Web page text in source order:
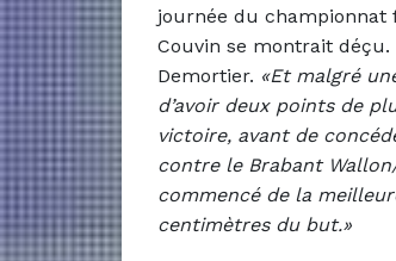
journée du championnat
Couvin se montrait déçu.
Demortier. «Et malgré
d’avoir deux points de
victoire, avant de
contre le Brabant
commencé de la
centimètres du but.»